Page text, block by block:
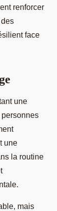
renforcer
face
une
une
la routine
mais